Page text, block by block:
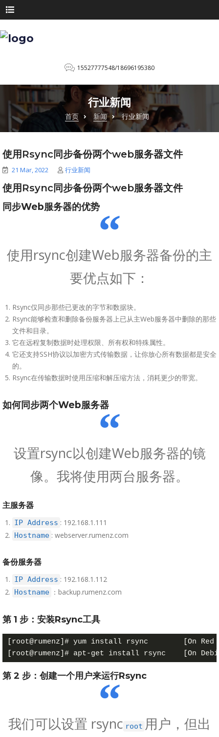
15527777548/18696195380
行业新闻
首页 新闻 行业新闻
使用Rsync同步备份两个web服务器文件
21 Mar, 2022 行业新闻
使用Rsync同步备份两个web服务器文件
同步Web服务器的优势
使用rsync创建Web服务器备份的主
要优点如下：
Rsync仅同步那些已更改的字节和数据块。
Rsync能够检查和删除备份服务器上已从主Web服务器中删除的那些
文件和目录。
它在远程复制数据时处理权限、所有权和特殊属性。
它还支持SSH协议以加密方式传输数据，让你放心所有数据都是安全
的。
Rsync在传输数据时使用压缩和解压缩方法，消耗更少的带宽。
如何同步两个Web服务器
设置rsync以创建Web服务器的镜
像。我将使用两台服务器。
主服务器
IP Address : 192.168.1.111
Hostname : webserver.rumenz.com
备份服务器
IP Address : 192.168.1.112
Hostname ：backup.rumenz.com
第 1 步：安装Rsync工具
[root@rumenz]# yum install rsync        [On Red
第 2 步：创建一个用户来运行Rsync
我们可以设置 rsync root 用户，但出